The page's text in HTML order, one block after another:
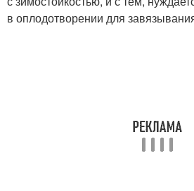
в оплодотворении для